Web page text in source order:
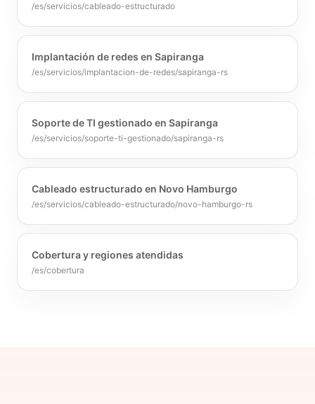
/es/servicios/cableado-estructurado
Implantación de redes en Sapiranga
/es/servicios/implantacion-de-redes/sapiranga-rs
Soporte de TI gestionado en Sapiranga
/es/servicios/soporte-ti-gestionado/sapiranga-rs
Cableado estructurado en Novo Hamburgo
/es/servicios/cableado-estructurado/novo-hamburgo-rs
Cobertura y regiones atendidas
/es/cobertura